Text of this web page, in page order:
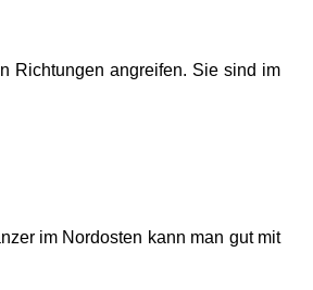
Richtungen angreifen. Sie sind im
im Nordosten kann man gut mit